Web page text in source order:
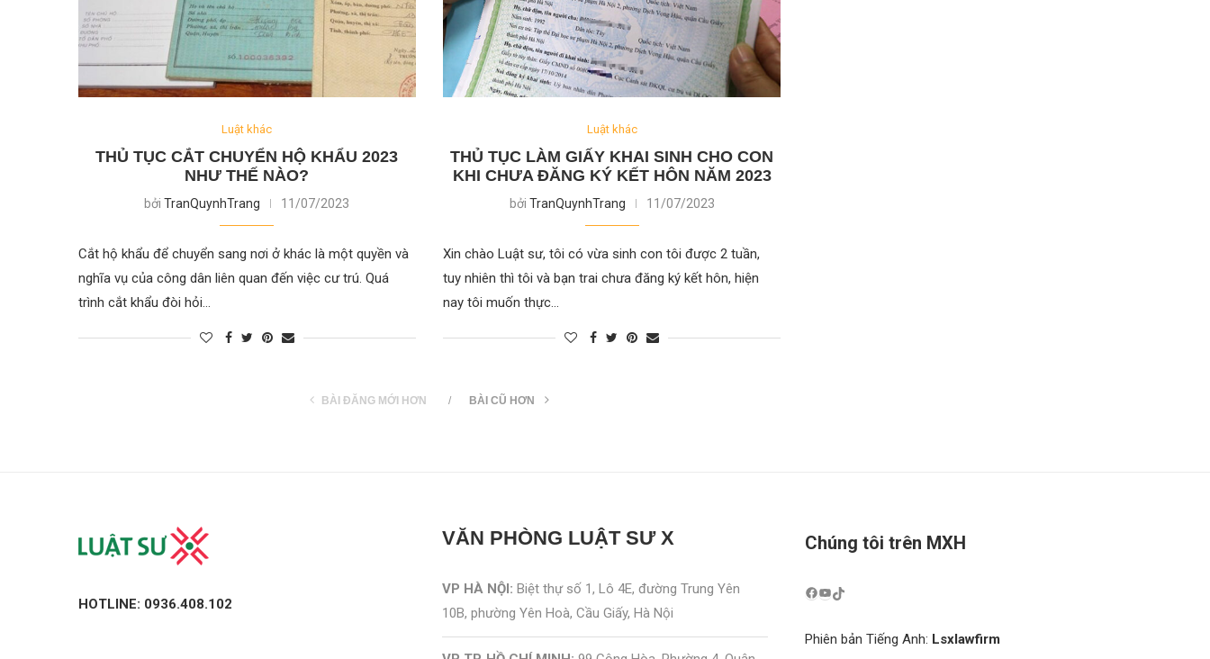
Luật khác
THỦ TỤC CẮT CHUYỂN HỘ KHẨU 2023
NHƯ THẾ NÀO?
bởiTranQuynhTrang 11/07/2023
Cắt hộ khẩu để chuyển sang nơi ở khác là một quyền và
nghĩa vụ của công dân liên quan đến việc cư trú. Quá
trình cắt khẩu đòi hỏi…
Luật khác
THỦ TỤC LÀM GIẤY KHAI SINH CHO CON
KHI CHƯA ĐĂNG KÝ KẾT HÔN NĂM 2023
bởi TranQuynhTrang 11/07/2023
Xin chào Luật sư, tôi có vừa sinh con tôi được 2 tuần,
tuy nhiên thì tôi và bạn trai chưa đăng ký kết hôn, hiện
nay tôi muốn thực…
BÀI ĐĂNG MỚI HƠN BÀI CŨ HƠN
HOTLINE: 0936.408.102
VĂN PHÒNG LUẬT SƯ X
VP HÀ NỘI: Biệt thự số 1, Lô 4E, đường Trung Yên
10B, phường Yên Hoà, Cầu Giấy, Hà Nội
Chúng tôi trên MXH
Phiên bản Tiếng Anh: Lsxlawfirm